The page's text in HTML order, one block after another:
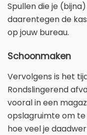
Spullen die je
daarentegen de
op jouw bureau.
Schoonmaken
Vervolgens is het
Rondslingerend
vooral in een
opslagruimte om
hoe veel je